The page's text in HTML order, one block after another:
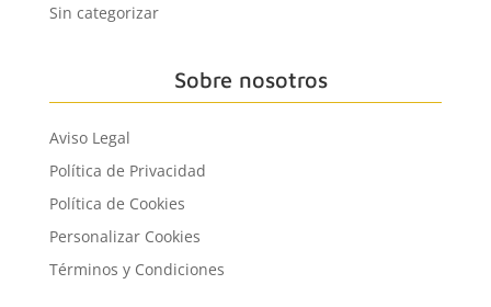
Sin categorizar
Sobre nosotros
Aviso Legal
Política de Privacidad
Política de Cookies
Personalizar Cookies
Términos y Condiciones